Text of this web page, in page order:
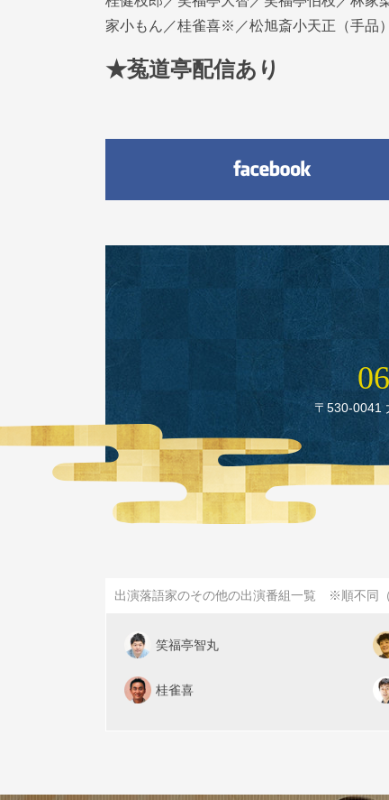
家小もん／桂雀喜※／松旭斎小天正（手
★菟道亭配信あり
〒530‑0041
出演落語家のその他の出演番組一覧 ※順不同（
笑福亭智丸
桂雀喜